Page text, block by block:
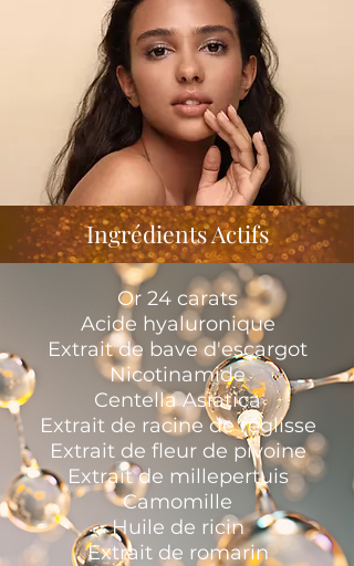
Ingrédients Actifs
Or 24 carats
Acide hyaluronique
Extrait de bave d'escargot
Nicotinamide
Centella Asiatica
Extrait de racine de réglisse
Extrait de fleur de pivoine
Extrait de millepertuis
Camomille
Huile de ricin
Extrait de romarin